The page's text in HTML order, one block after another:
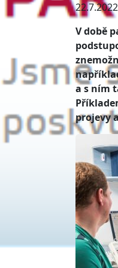
22.7.2022
V době
a s ním
projevy